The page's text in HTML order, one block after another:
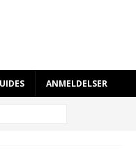
ANMELDELSER